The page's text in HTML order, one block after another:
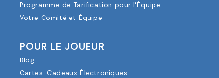
Programme de Tarification pour l'Équipe
Votre Comité et Équipe
POUR LE JOUEUR
Blog
Cartes-Cadeaux Électroniques